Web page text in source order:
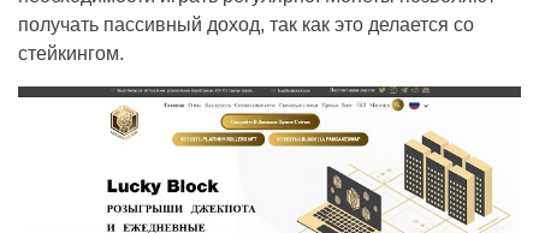
получать пассивный доход, так как это делается со
стейкингом.